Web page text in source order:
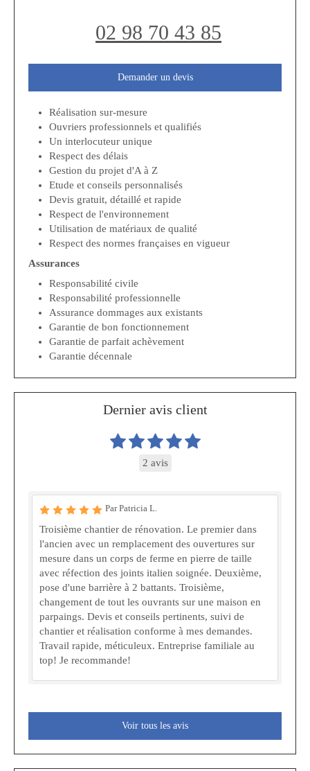
02 98 70 43 85
Demander un devis
Réalisation sur-mesure
Ouvriers professionnels et qualifiés
Un interlocuteur unique
Respect des délais
Gestion du projet d'A à Z
Etude et conseils personnalisés
Devis gratuit, détaillé et rapide
Respect de l'environnement
Utilisation de matériaux de qualité
Respect des normes françaises en vigueur
Assurances
Responsabilité civile
Responsabilité professionnelle
Assurance dommages aux existants
Garantie de bon fonctionnement
Garantie de parfait achèvement
Garantie décennale
Dernier avis client
2 avis
Par Patricia L.
Troisième chantier de rénovation. Le premier dans
l'ancien avec un remplacement des ouvertures sur
mesure dans un corps de ferme en pierre de taille
avec réfection des joints italien soignée. Deuxième,
pose d'une barrière à 2 battants. Troisième,
changement de tout les ouvrants sur une maison en
parpaings. Devis et conseils pertinents, suivi de
chantier et réalisation conforme à mes demandes.
Travail rapide, méticuleux. Entreprise familiale au
top! Je recommande!
Voir tous les avis